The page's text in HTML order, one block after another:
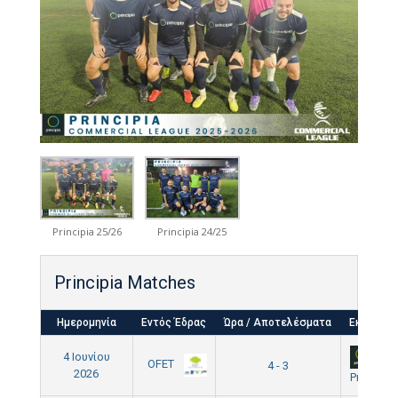
Principia 25/26 Principia 24/25
Principia Matches
Ημερομηνία Εντός Έδρας Ώρα / Αποτελέσματα Εκτός
4 Ιουνίου
2026
OFET
4 - 3
Principia